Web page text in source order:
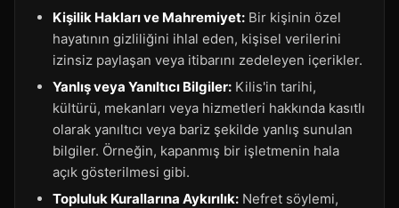
Kişilik Hakları ve Mahremiyet: Bir kişinin özel
hayatının gizliliğini ihlal eden, kişisel verilerini
izinsiz paylaşan veya itibarını zedeleyen içerikler.
Yanlış veya Yanıltıcı Bilgiler: Kilis'in tarihi,
kültürü, mekanları veya hizmetleri hakkında kasıtlı
olarak yanıltıcı veya bariz şekilde yanlış sunulan
bilgiler. Örneğin, kapanmış bir işletmenin hala
açık gösterilmesi gibi.
Topluluk Kurallarına Aykırılık: Nefret söylemi,